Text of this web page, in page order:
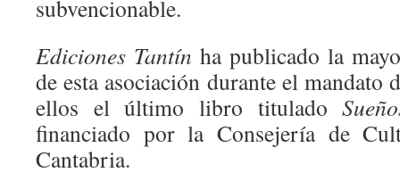
subvencionable.
Ediciones Tantín ha publicado la
de esta asociación durante el
ellos el último libro titulado
financiado por la Consejería de
Cantabria.